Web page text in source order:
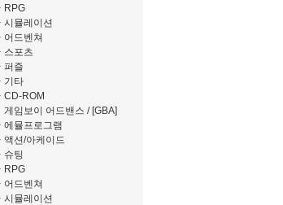
RPG
시뮬레이션
어드벤쳐
스포츠
퍼즐
기타
CD-ROM
게임보이 어드밴스 / [GBA]
에뮬프로그램
액션/아케이드
슈팅
RPG
어드벤쳐
시뮬레이션